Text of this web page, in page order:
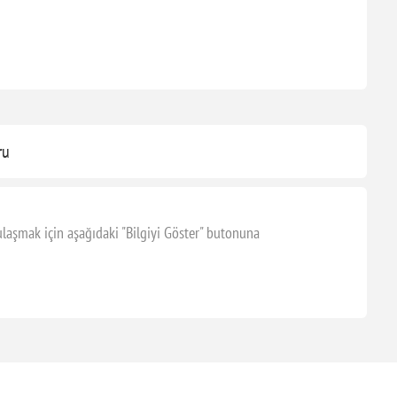
için aşağıdaki "Bilgiyi Göster" butonuna